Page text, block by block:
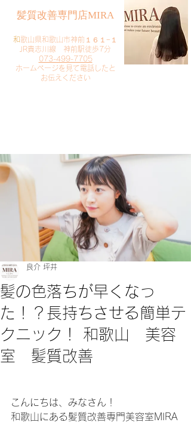
​髪質改善専門店MIRA
​和歌山県和歌山市神前１６１−１
JR貴志川線 神前駅徒歩7分
073-499-7705
​ホームページを見て電話したと
お伝えください
髪の色落ちが早くなっ
た！？長持ちさせる簡単テ
クニック！ 和歌山 美容
室 髪質改善
良介 坪井
こんにちは、みなさん！
和歌山にある髪質改善専門美容室MIRA